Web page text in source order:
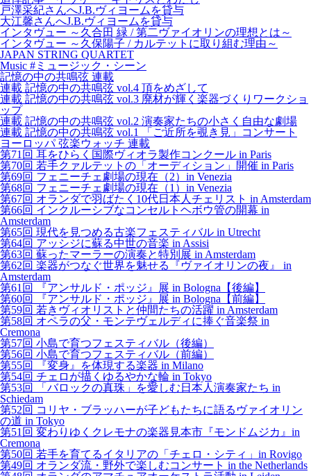
戸澤采紀さんへJ.B.ヴィヨームを貸与
大江馨さんへJ.B.ヴィヨームを貸与
インタヴュー ～久合田 緑 / 第二ヴァイオリンの理想とは～
インタヴュー ～久保陽子 / カルテットに取り組む理由～
JAPAN STRING QUARTET
Music #ミュージック・シーン
記憶の中の共鳴弦 連載
連載 記憶の中の共鳴弦 vol.4 頂をめざして
連載 記憶の中の共鳴弦 vol.3 廃材が輝く楽器づくりワークショ
ップ
連載 記憶の中の共鳴弦 vol.2 演奏家たちの小さく自由な劇場
連載 記憶の中の共鳴弦 vol.1 「ご近所を覗き見」コンサート
ヨーロッパ 弦楽ウォッチ 連載
第71回 耳をひらく国際ヴィオラ製作コンクール in Paris
第70回 若手クァルテットの「オーディション」開催 in Paris
第69回 フェニーチェ劇場の現在（2）in Venezia
第68回 フェニーチェ劇場の現在（1）in Venezia
第67回 オランダで羽ばたく10代日本人チェリスト in Amsterdam
第66回 インクルーシブなコンセルトヘボウ管の開幕 in
Amsterdam
第65回 現代を見つめる古楽フェスティバル in Utrecht
第64回 アッシジに蘇る中世の音楽 in Assisi
第63回 蘇ったマーラーの演奏と特別展 in Amsterdam
第62回 楽器がつなぐ世界を魅せる『ヴァイオリンの夜』 in
Amsterdam
第61回 『アンサルド・ポッジ』展 in Bologna【後編】
第60回 『アンサルド・ポッジ』展 in Bologna【前編】
第59回 若きヴィオリストと仲間たちの活躍 in Amsterdam
第58回 オペラの父・モンテヴェルディに捧ぐ音楽祭 in
Cremona
第57回 小島で育つフェスティバル（後編）
第56回 小島で育つフェスティバル（前編）
第55回 『変身』を体現する楽器 in Milano
第54回 チェロが描くゆるやかな輪 in Tokyo
第53回 「バロックの真珠」を愛しむ日本人演奏家たち in
Schiedam
第52回 コリヤ・ブラッハーが子どもたちに語るヴァイオリン
の道 in Tokyo
第51回 変わりゆくクレモナの楽器見本市『モンドムジカ』in
Cremona
第50回 若手を育てるイタリアの「チェロ・シティ」in Rovigo
第49回 オランダ流・野外で楽しむコンサート in the Netherlands